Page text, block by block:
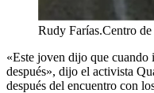
Rudy Farías.Centro de
«Este joven dijo que cuando
después», dijo el activista
después del encuentro con